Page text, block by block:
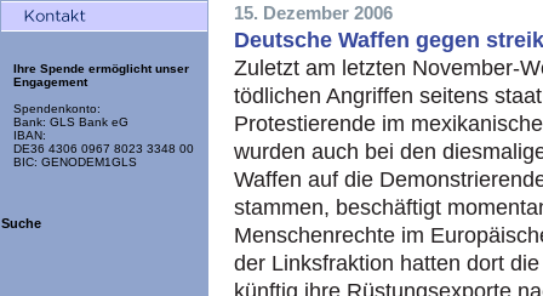
Ihre Spende ermöglicht unser
Engagement
Spendenkonto:
Bank: GLS Bank eG
IBAN:
DE36 4306 0967 8023 3348 00
BIC: GENODEM1GLS
Suche
15. Dezember 2006
Deutsche Waffen gegen
Zuletzt am letzten November-
tödlichen Angriffen seitens
Protestierende im
wurden auch bei den
Waffen auf die
stammen, beschäftigt
Menschenrechte im
der Linksfraktion hatten dort
künftig ihre Rüstungsexporte